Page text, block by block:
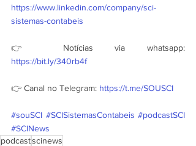
https://www.linkedin.com/company/sci-
sistemas-contabeis
https://bit.ly/340rb4f
👉 Canal no Telegram: https://t.me/SOUSCI
#souSCI #SCISistemasContabeis #podcastSCI
#SCINews
podcastscinews